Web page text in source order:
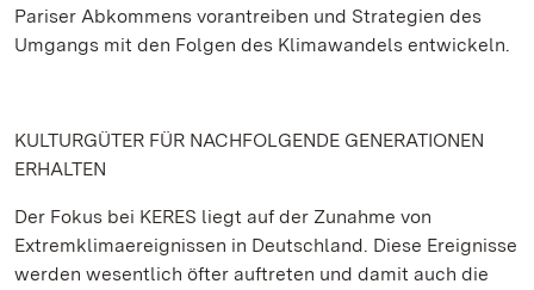
Pariser Abkommens vorantreiben und Strategien des
Umgangs mit den Folgen des Klimawandels entwickeln.
KULTURGÜTER FÜR NACHFOLGENDE GENERATIONEN
ERHALTEN
Der Fokus bei KERES liegt auf der Zunahme von
Extremklimaereignissen in Deutschland. Diese Ereignisse
werden wesentlich öfter auftreten und damit auch die